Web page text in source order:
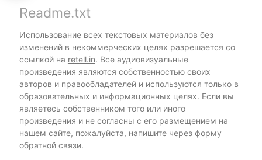
Readme.txt
Использование всех текстовых материалов без
изменений в некоммерческих целях разрешается со
ссылкой на retell.in. Все аудиовизуальные
произведения являются собственностью своих
авторов и правообладателей и используются только в
образовательных и информационных целях. Если вы
являетесь собственником того или иного
произведения и не согласны с его размещением на
нашем сайте, пожалуйста, напишите через форму
обратной связи.